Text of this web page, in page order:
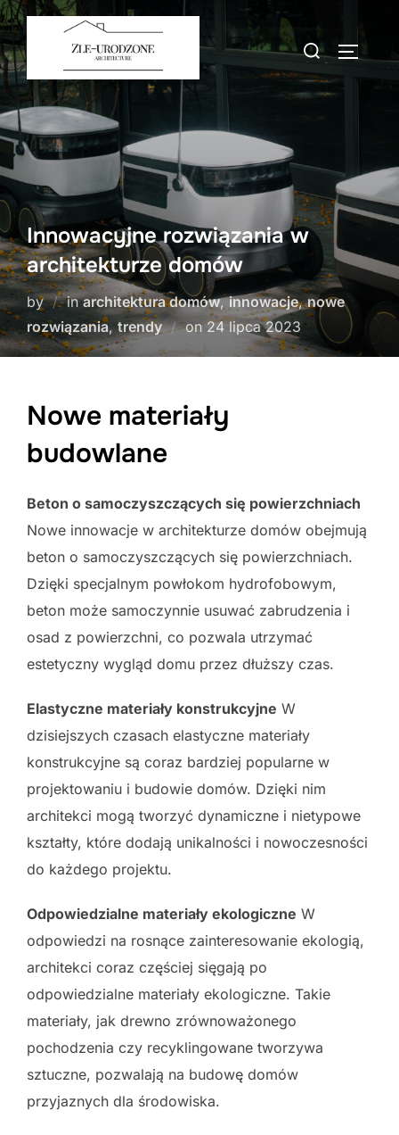
Skip
to
content
Search
for:
Innowacyjne rozwiązania w
architekturze domów
by inarchitektura domów,innowacje,nowe
rozwiązania,trendy onPosted
on
24 lipca 2023
Nowe materiały
budowlane
Beton o samoczyszczących się powierzchniach
Nowe innowacje w architekturze domów obejmują
beton o samoczyszczących się powierzchniach.
Dzięki specjalnym powłokom hydrofobowym,
beton może samoczynnie usuwać zabrudzenia i
osad z powierzchni, co pozwala utrzymać
estetyczny wygląd domu przez dłuższy czas.
Elastyczne materiały konstrukcyjne W
dzisiejszych czasach elastyczne materiały
konstrukcyjne są coraz bardziej popularne w
projektowaniu i budowie domów. Dzięki nim
architekci mogą tworzyć dynamiczne i nietypowe
kształty, które dodają unikalności i nowoczesności
do każdego projektu.
Odpowiedzialne materiały ekologiczne W
odpowiedzi na rosnące zainteresowanie ekologią,
architekci coraz częściej sięgają po
odpowiedzialne materiały ekologiczne. Takie
materiały, jak drewno zrównoważonego
pochodzenia czy recyklingowane tworzywa
sztuczne, pozwalają na budowę domów
przyjaznych dla środowiska.